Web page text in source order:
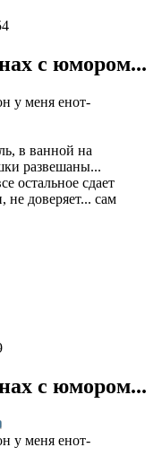
с юмором...
у меня енот-
в ванной на
развешаны...
остальное сдает
не доверяет... сам
с юмором...
у меня енот-